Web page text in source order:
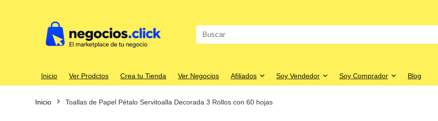
Search
for:
Inicio Ver Prodctos Crea tu Tienda Ver Negocios Afiliados Soy Vendedor Soy Comprador Blog
Inicio Toallas de Papel Pétalo Servitoalla Decorada 3 Rollos con 60 hojas